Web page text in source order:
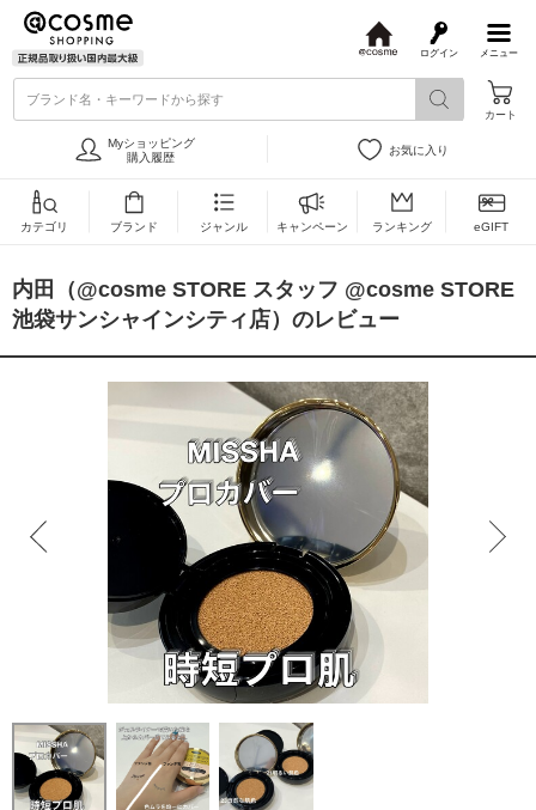
メニュー
ログイン
s
ブランド名・キーワードから探す
カート
Myショッピング
購入履歴
お気に入り
カテゴリ ブランド ジャンル キャンペーン ランキング eGIFT
内田（@cosme STORE スタッフ @cosme STORE
池袋サンシャインシティ店）のレビュー